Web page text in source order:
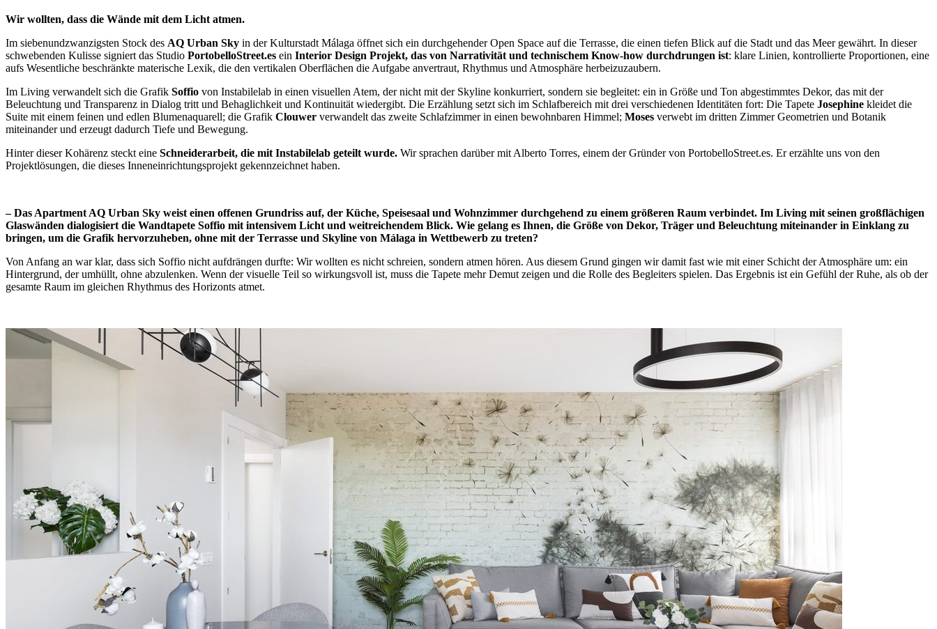
Wir wollten, dass die Wände mit dem Licht atmen.
Im siebenundzwanzigsten Stock des AQ Urban Sky in der Kulturstadt Málaga öffnet sich ein durchgehender Open Space auf die Terrasse, die einen tiefen Blick auf die Stadt und das Meer gewährt. In dieser
schwebenden Kulisse signiert das Studio PortobelloStreet.es ein Interior Design Projekt, das von Narrativität und technischem Know-how durchdrungen ist: klare Linien, kontrollierte Proportionen, eine
aufs Wesentliche beschränkte materische Lexik, die den vertikalen Oberflächen die Aufgabe anvertraut, Rhythmus und Atmosphäre herbeizuzaubern.
Im Living verwandelt sich die Grafik Soffio von Instabilelab in einen visuellen Atem, der nicht mit der Skyline konkurriert, sondern sie begleitet: ein in Größe und Ton abgestimmtes Dekor, das mit der
Beleuchtung und Transparenz in Dialog tritt und Behaglichkeit und Kontinuität wiedergibt. Die Erzählung setzt sich im Schlafbereich mit drei verschiedenen Identitäten fort: Die Tapete Josephine kleidet die
Suite mit einem feinen und edlen Blumenaquarell; die Grafik Clouwer verwandelt das zweite Schlafzimmer in einen bewohnbaren Himmel; Moses verwebt im dritten Zimmer Geometrien und Botanik
miteinander und erzeugt dadurch Tiefe und Bewegung.
Hinter dieser Kohärenz steckt eine Schneiderarbeit, die mit Instabilelab geteilt wurde. Wir sprachen darüber mit Alberto Torres, einem der Gründer von PortobelloStreet.es. Er erzählte uns von den
Projektlösungen, die dieses Inneneinrichtungsprojekt gekennzeichnet haben.
–Das Apartment AQ Urban Sky weist einen offenen Grundriss auf, der Küche, Speisesaal und Wohnzimmer durchgehend zu einem größeren Raum verbindet. Im Living mit seinen großflächigen
Glaswänden dialogisiert die Wandtapete Soffio mit intensivem Licht und weitreichendem Blick. Wie gelang es Ihnen, die Größe von Dekor, Träger und Beleuchtung miteinander in Einklang zu
bringen, um die Grafik hervorzuheben, ohne mit der Terrasse und Skyline von Málaga in Wettbewerb zu treten?
Von Anfang an war klar, dass sich Soffio nicht aufdrängen durfte: Wir wollten es nicht schreien, sondern atmen hören. Aus diesem Grund gingen wir damit fast wie mit einer Schicht der Atmosphäre um: ein
Hintergrund, der umhüllt, ohne abzulenken. Wenn der visuelle Teil so wirkungsvoll ist, muss die Tapete mehr Demut zeigen und die Rolle des Begleiters spielen. Das Ergebnis ist ein Gefühl der Ruhe, als ob der
gesamte Raum im gleichen Rhythmus des Horizonts atmet.